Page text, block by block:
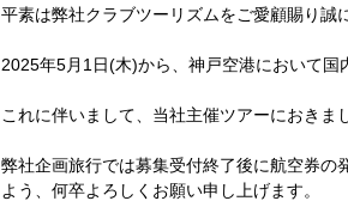
平素は弊社クラブツーリズムをご愛顧賜り誠
2025年5月1日(木)から、神戸空港において国
これに伴いまして、当社主催ツアーにおきま
弊社企画旅行では募集受付終了後に航空券の
よう、何卒よろしくお願い申し上げます。